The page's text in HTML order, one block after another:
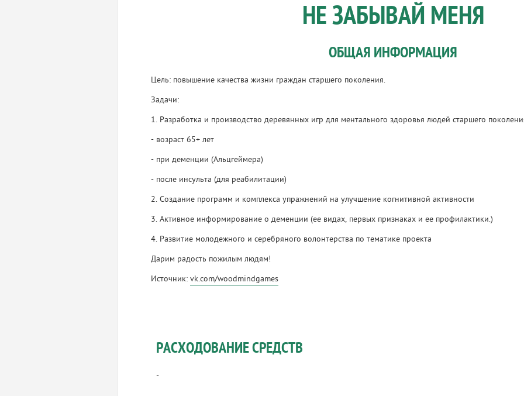
НЕ ЗАБЫВАЙ МЕНЯ
ОБЩАЯ ИНФОРМАЦИЯ
Цель: повышение качества жизни граждан старшего поколения.
Задачи:
1. Разработка и производство деревянных игр для ментального здоровья людей старшего
- возраст 65+ лет
- при деменции (Альцгеймера)
- после инсульта (для реабилитации)
2. Создание программ и комплекса упражнений на улучшение когнитивной активности
3. Активное информирование о деменции (ее видах, первых признаках и ее профилактики.)
4. Развитие молодежного и серебряного волонтерства по тематике проекта
Дарим радость пожилым людям!
Источник:vk.com/woodmindgames
РАСХОДОВАНИЕ СРЕДСТВ
-